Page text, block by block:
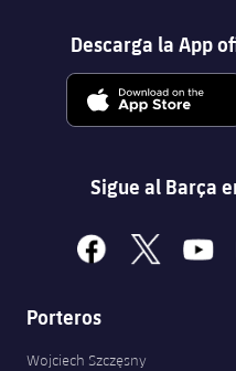
Descarga la App
Sigue al Barça
facebook
x
Porteros
Wojciech Szczęsny